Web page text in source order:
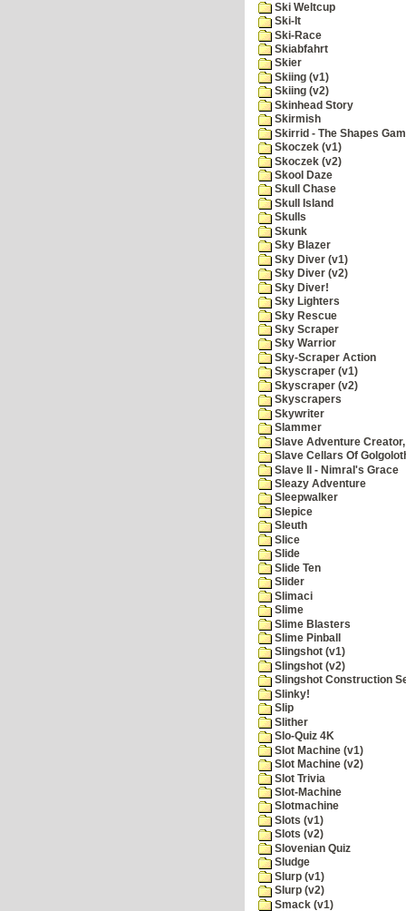
Ski Weltcup
Ski-It
Ski-Race
Skiabfahrt
Skier
Skiing (v1)
Skiing (v2)
Skinhead Story
Skirmish
Skirrid - The Shapes
Skoczek (v1)
Skoczek (v2)
Skool Daze
Skull Chase
Skull Island
Skulls
Skunk
Sky Blazer
Sky Diver (v1)
Sky Diver (v2)
Sky Diver!
Sky Lighters
Sky Rescue
Sky Scraper
Sky Warrior
Sky-Scraper Action
Skyscraper (v1)
Skyscraper (v2)
Skyscrapers
Skywriter
Slammer
Slave Adventure Creator,
Slave Cellars Of
Slave II - Nimral's Grace
Sleazy Adventure
Sleepwalker
Slepice
Sleuth
Slice
Slide
Slide Ten
Slider
Slimaci
Slime
Slime Blasters
Slime Pinball
Slingshot (v1)
Slingshot (v2)
Slingshot Construction
Slinky!
Slip
Slither
Slo-Quiz 4K
Slot Machine (v1)
Slot Machine (v2)
Slot Trivia
Slot-Machine
Slotmachine
Slots (v1)
Slots (v2)
Slovenian Quiz
Sludge
Slurp (v1)
Slurp (v2)
Smack (v1)